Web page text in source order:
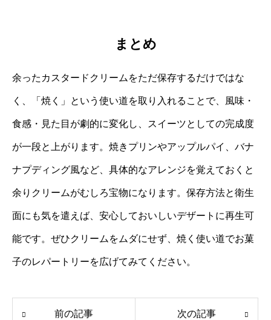
まとめ
余ったカスタードクリームをただ保存するだけではな
く、「焼く」という使い道を取り入れることで、風味・
食感・見た目が劇的に変化し、スイーツとしての完成度
が一段と上がります。焼きプリンやアップルパイ、バナ
ナプディング風など、具体的なアレンジを覚えておくと
余りクリームがむしろ宝物になります。保存方法と衛生
面にも気を遣えば、安心しておいしいデザートに再生可
能です。ぜひクリームをムダにせず、焼く使い道でお菓
子のレパートリーを広げてみてください。
前の記事 次の記事